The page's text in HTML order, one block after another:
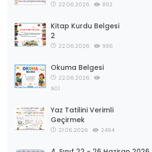
22.06.2026 892
Kitap Kurdu Belgesi
2
22.06.2026 996
Okuma Belgesi
22.06.2026
901
Yaz Tatilini Verimli
Geçirmek
21.06.2026 2494